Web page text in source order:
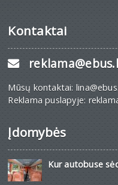
Kontaktai
Mūsų kontaktai:
Reklama puslapyje:
Įdomybės
Kur autobuse